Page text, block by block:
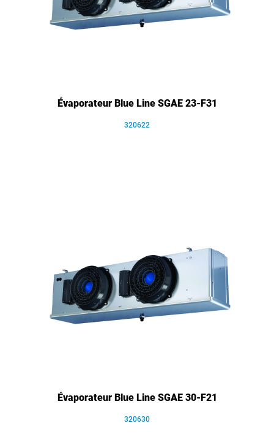
Évaporateur Blue Line SGAE 23-F31
320622
Évaporateur Blue Line SGAE 30-F21
320630